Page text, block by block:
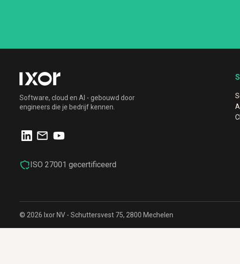
Software, cloud en AI - gebouwd door
engineers die je bedrijf kennen.
ISO 27001 gecertificeerd
AI
© 2026 Ixor NV - Schuttersvest 75, 2800 Mechelen